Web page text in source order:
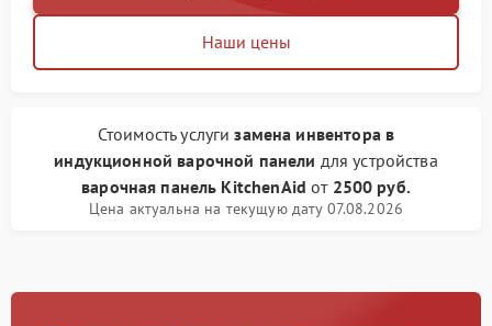
Наши цены
Стоимость услугизамена инвентора в
индукционной варочной панели для устройства
варочная панель KitchenAid от 2500 руб.
Цена актуальна на текущую дату 07.08.2026